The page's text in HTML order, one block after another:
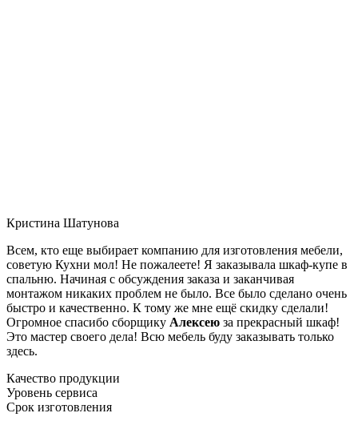
Кристина Шатунова
Всем, кто еще выбирает компанию для изготовления мебели,
советую Кухни мол! Не пожалеете! Я заказывала шкаф-купе в
спальню. Начиная с обсуждения заказа и заканчивая
монтажом никаких проблем не было. Все было сделано очень
быстро и качественно. К тому же мне ещё скидку сделали!
Огромное спасибо сборщику Алексею за прекрасный шкаф!
Это мастер своего дела! Всю мебель буду заказывать только
здесь.
Качество продукции
Уровень сервиса
Срок изготовления